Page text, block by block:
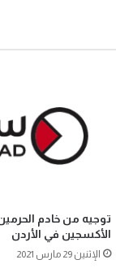
توجيه من خادم
الأكسجين في الأردن
الإثنين 29 مارس 2021